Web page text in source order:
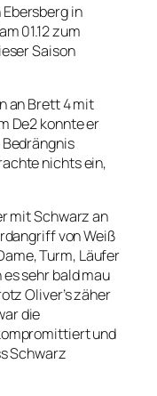
in
01.12 zum
Saison
an Brett 4 mit
De2 konnte er
nichts ein,
mit Schwarz an
von Weiß
Turm, Läufer
sehr bald mau
Oliver’s zäher
die
und
Schwarz